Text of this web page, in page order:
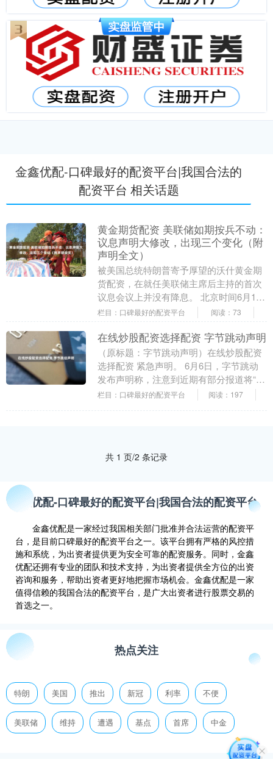
金鑫优配-口碑最好的配资平台|我国合法的
配资平台 相关话题
黄金期货配资 美联储如期按兵不动：
议息声明大修改，出现三个变化（附
声明全文）
被美国总统特朗普寄予厚望的沃什黄金期
货配资，在就任美联储主席后主持的首次
议息会议上并没有降息。 北京时间6月18
凌晨，美联储将联邦基金利率目标区间维
栏目：口碑最好的配资平台 阅读：73
在线炒股配资选择配资 字节跳动声明
（原标题：字节跳动声明）在线炒股配资
选择配资 紧急声明。 6月6日，字节跳动
发布声明称，注意到近期有部分报道将“赛
豆”解读，为“豆包汽车品牌”或“字节跳动造
栏目：口碑最好的配资平台 阅读：197
共 1 页/2 条记录
金鑫优配-口碑最好的配资平台|我国合法的配资平台
金鑫优配是一家经过我国相关部门批准并合法运营的配资平
台，是目前口碑最好的配资平台之一。该平台拥有严格的风控措
施和系统，为出资者提供更为安全可靠的配资服务。同时，金鑫
优配还拥有专业的团队和技术支持，为出资者提供全方位的出资
咨询和服务，帮助出资者更好地把握市场机会。金鑫优配是一家
值得信赖的我国合法的配资平台，是广大出资者进行股票交易的
首选之一。
热点关注
特朗 美国 推出 新冠 利率 不便
美联储 维持 遭遇 基点 首席 中金